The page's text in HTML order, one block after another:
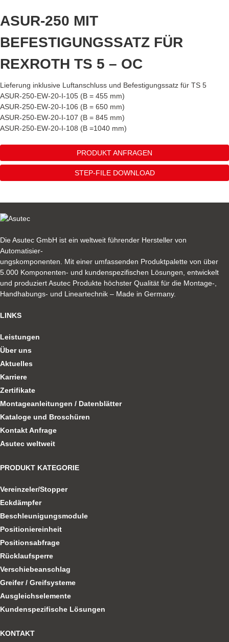
ASUR-250 MIT
BEFESTIGUNGSSATZ FÜR
REXROTH TS 5 – OC
Lieferung inklusive Luftanschluss und Befestigungssatz für TS 5
ASUR-250-EW-20-I-105 (B = 455 mm)
ASUR-250-EW-20-I-106 (B = 650 mm)
ASUR-250-EW-20-I-107 (B = 845 mm)
ASUR-250-EW-20-I-108 (B =1040 mm)
PRODUKT ANFRAGEN
STEP-FILE DOWNLOAD
Die Asutec GmbH ist ein weltweit führender Hersteller von
Automatisier-
ungskomponenten. Mit einer umfassenden Produktpalette von über
5.000 Komponenten- und kundenspezifischen Lösungen, entwickelt
und produziert Asutec Produkte höchster Qualität für die Montage-,
Handhabungs- und Lineartechnik – Made in Germany.
LINKS
Leistungen
Über uns
Aktuelles
Karriere
Zertifikate
Montageanleitungen / Datenblätter
Kataloge und Broschüren
Kontakt Anfrage
Asutec weltweit
PRODUKT KATEGORIE
Vereinzeler/Stopper
Eckdämpfer
Beschleunigungsmodule
Positioniereinheit
Positionsabfrage
Rücklaufsperre
Verschiebeanschlag
Greifer / Greifsysteme
Ausgleichselemente
Kundenspezifische Lösungen
KONTAKT